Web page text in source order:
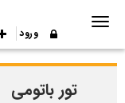
ورود
تور باتومی